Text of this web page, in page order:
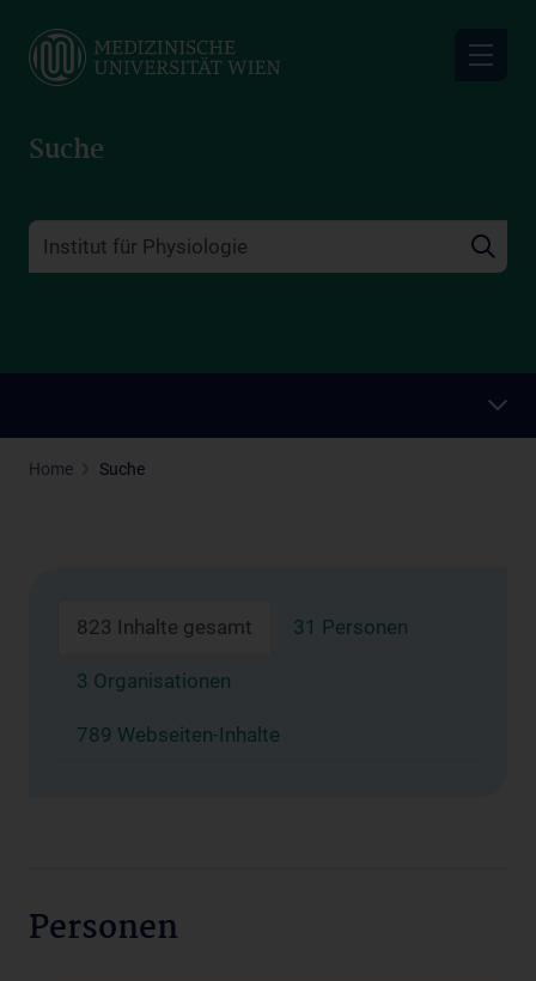
main
Suche
Home Suche
823 Inhalte gesamt 31 Personen
3 Organisationen
789 Webseiten-Inhalte
Personen